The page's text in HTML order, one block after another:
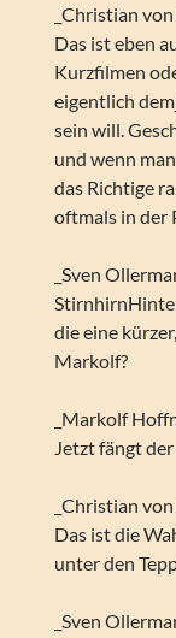
_Christian von
Das ist eben
Kurzfilmen
eigentlich
sein will.
und wenn
das Richtige
oftmals in der
_Sven
die eine
Markolf?
_Markolf
Jetzt fängt
_Christian von
Das ist die
unter den
_Sven